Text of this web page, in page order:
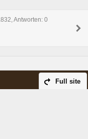
Antworten: 0
Full site